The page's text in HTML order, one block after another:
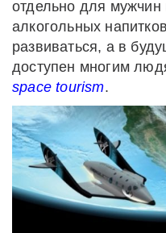
отдельно для
алкогольных
развиваться, а в
доступен многим
spacetourism.